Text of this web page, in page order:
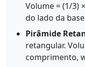
Volume = (1/3)
do lado da
Pirâmide
retangular.
comprimento,